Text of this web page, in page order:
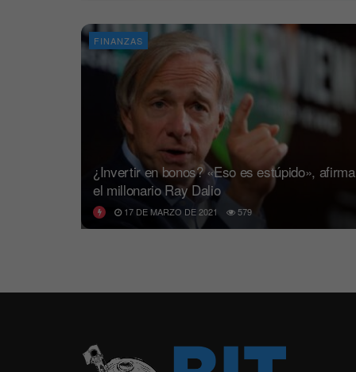
FINANZAS
¿Invertir en bonos? «Eso es estúpido», afirma
el millonario Ray Dalio
17 DE MARZO DE 2021 579